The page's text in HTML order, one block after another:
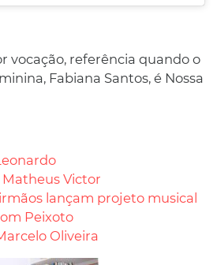
vocação, referência quando o
Fabiana Santos, é Nossa
Victor
irmãos lançam projeto musical
Peixoto
Oliveira